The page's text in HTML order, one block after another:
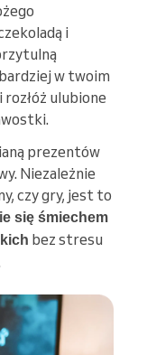
i
w twoim
ulubione
prezentów
Niezależnie
czy gry, jest to
się śmiechem
bez stresu